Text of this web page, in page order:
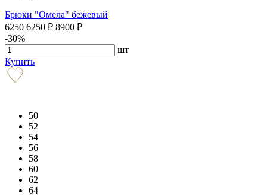
Брюки "Омела" бежевый
6250 6250 ₽ 8900 ₽
-30%
шт
Купить
50
52
54
56
58
60
62
64